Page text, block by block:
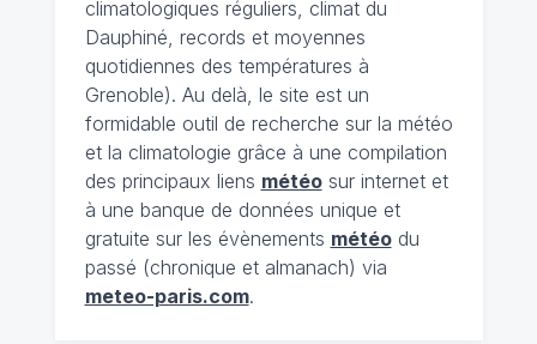
climatologiques réguliers, climat du
Dauphiné, records et moyennes
quotidiennes des températures à
Grenoble). Au delà, le site est un
formidable outil de recherche sur la météo
et la climatologie grâce à une compilation
des principaux liens météosur internet et
à une banque de données unique et
gratuite sur les évènements météodu
passé (chronique et almanach) via
meteo-paris.com.